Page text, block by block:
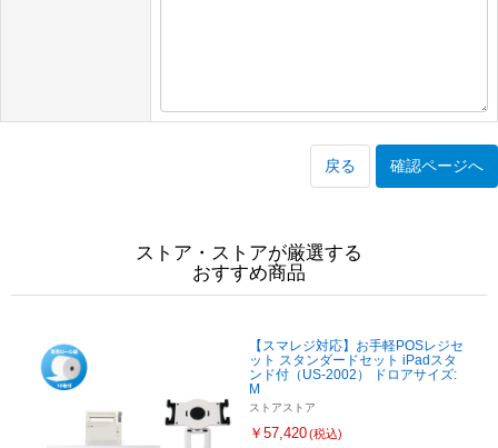
戻る 確認ページへ
ストア・ストアが厳選する
おすすめ商品
【スマレジ対応】お手軽POSレジセ
ット スタンダードセット iPadスタ
ンド付（US-2002） ドロアサイズ:
M
ストアストア
￥57,420(税込)